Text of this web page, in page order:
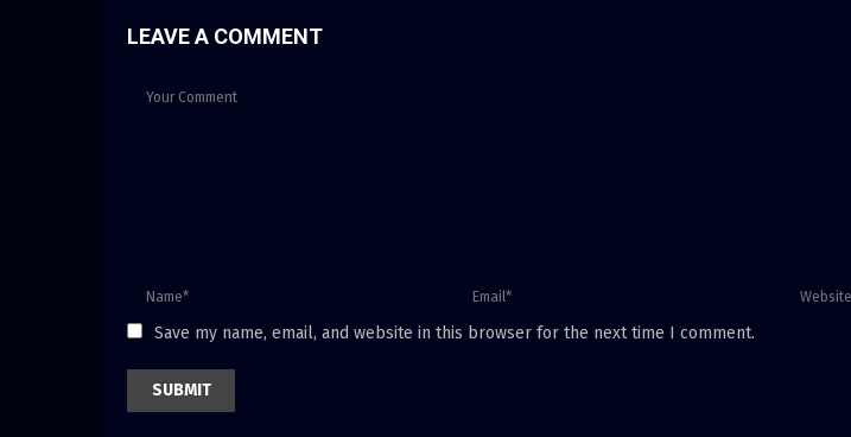
LEAVE A COMMENT
Save my name, email, and website in this browser for the next time I comment.